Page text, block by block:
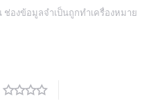
ช่องข้อมูลจำเป็นถูกทำเครื่องหมาย